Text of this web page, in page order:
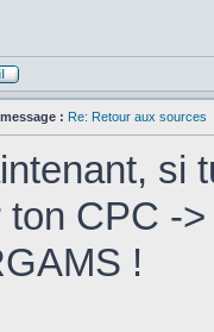
: Re: Retour aux sources
si
ton CPC -
!